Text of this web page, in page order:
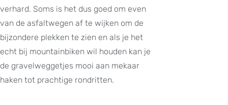
verhard. Soms is het dus goed om even
van de asfaltwegen af te wijken om de
bijzondere plekken te zien en als je het
echt bij mountainbiken wil houden kan je
de gravelweggetjes mooi aan mekaar
haken tot prachtige rondritten.